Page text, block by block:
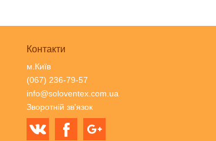
Контакти
м.Київ
(067) 236-79-57
info@soloventex.com.ua
Зворотній зв'язок